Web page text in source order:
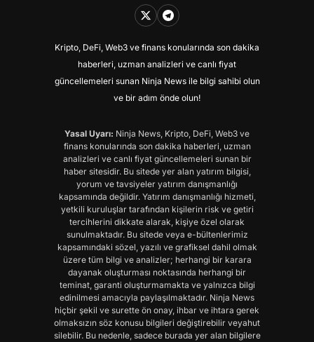
Kripto, DeFi, Web3 ve finans konularında son dakika
haberleri, uzman analizleri ve canlı fiyat
güncellemeleri sunan Ninja News ile bilgi sahibi olun
ve bir adım önde olun!
Yasal Uyarı: Ninja News, Kripto, DeFi, Web3 ve
finans konularında son dakika haberleri, uzman
analizleri ve canlı fiyat güncellemeleri sunan bir
haber sitesidir. Bu sitede yer alan yatırım bilgisi,
yorum ve tavsiyeler yatırım danışmanlığı
kapsamında değildir. Yatırım danışmanlığı hizmeti,
yetkili kuruluşlar tarafından kişilerin risk ve getiri
tercihlerini dikkate alarak, kişiye özel olarak
sunulmaktadır. Bu sitede veya e-bültenlerimiz
kapsamındaki sözel, yazılı ve grafiksel dahil olmak
üzere tüm bilgi ve analizler; herhangi bir karara
dayanak oluşturması noktasında herhangi bir
teminat, garanti oluşturmamakta ve yalnızca bilgi
edinilmesi amacıyla paylaşılmaktadır. Ninja News
hiçbir şekil ve surette ön onay, ihbar ve ihtara gerek
olmaksızın söz konusu bilgileri değiştirebilir veyahut
silebilir. Bu nedenle, sadece burada yer alan bilgilere